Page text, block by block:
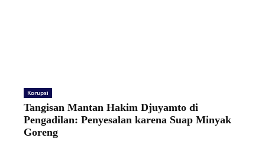
Korupsi
Tangisan Mantan Hakim Djuyamto di
Pengadilan: Penyesalan karena Suap Minyak
Goreng